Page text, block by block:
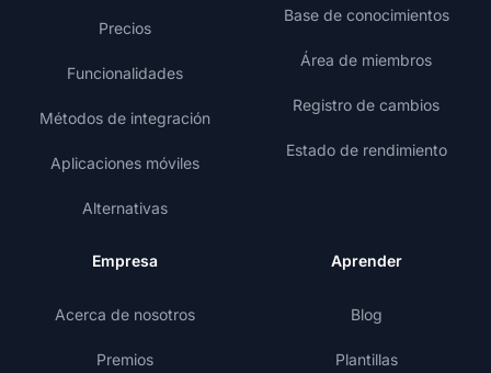
Precios
Funcionalidades
Métodos de integración
Aplicaciones móviles
Alternativas
Base de conocimientos
Área de miembros
Registro de cambios
Estado de rendimiento
Empresa
Acerca de nosotros
Premios
Aprender
Blog
Plantillas